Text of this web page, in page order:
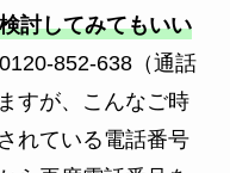
討してみてもいい
852-638（通話
すが、こんなご時
れている電話番号